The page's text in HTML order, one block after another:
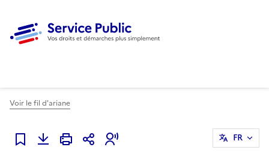
Voir le fil d'ariane
Ajouter à mes favoris
FR